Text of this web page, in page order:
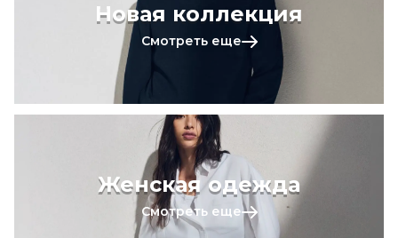
Новая коллекция
Смотреть еще
Женская одежда
Смотреть еще